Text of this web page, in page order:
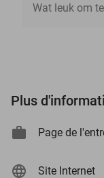
Wat leuk om
Plus
Page de
Site Internet